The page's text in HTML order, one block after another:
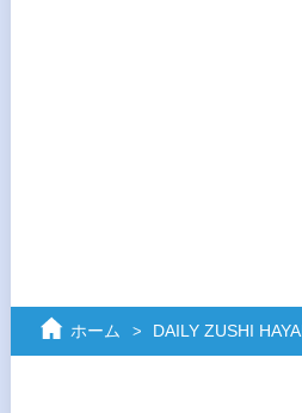
ホーム DAILY ZUSHI